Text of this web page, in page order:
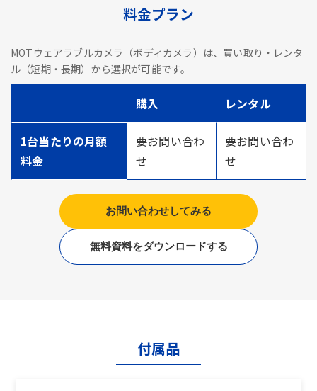
料金プラン
MOTウェアラブルカメラ（ボディカメラ）は、買い取り・レンタ
ル（短期・長期）から選択が可能です。
購入 レンタル
1台当たりの月額
料金
要お問い合わ
せ
要お問い合わ
せ
お問い合わせしてみる
無料資料をダウンロードする
付属品